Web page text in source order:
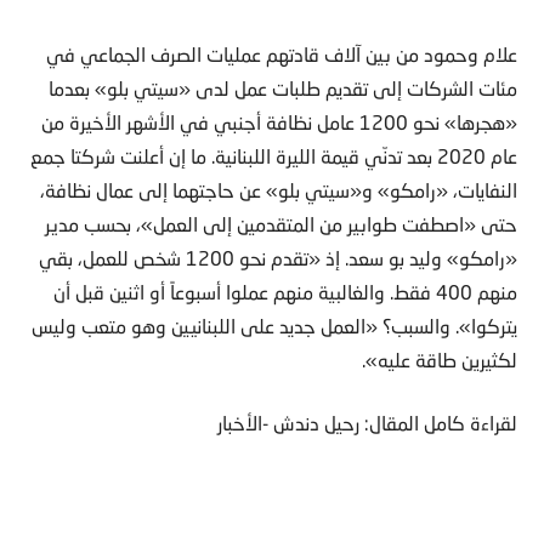
علام وحمود من بين آلاف قادتهم عمليات الصرف الجماعي في
مئات الشركات إلى تقديم طلبات عمل لدى «سيتي بلو» بعدما
«هجرها» نحو 1200 عامل نظافة أجنبي في الأشهر الأخيرة من
عام 2020 بعد تدنّي قيمة الليرة اللبنانية. ما إن أعلنت شركتا جمع
النفايات، «رامكو» و«سيتي بلو» عن حاجتهما إلى عمال نظافة،
حتى «اصطفت طوابير من المتقدمين إلى العمل»، بحسب مدير
«رامكو» وليد بو سعد. إذ «تقدم نحو 1200 شخص للعمل، بقي
منهم 400 فقط. والغالبية منهم عملوا أسبوعاً أو اثنين قبل أن
يتركوا». والسبب؟ «العمل جديد على اللبنانيين وهو متعب وليس
لكثيرين طاقة عليه».
لقراءة كامل المقال: رحيل دندش -الأخبار